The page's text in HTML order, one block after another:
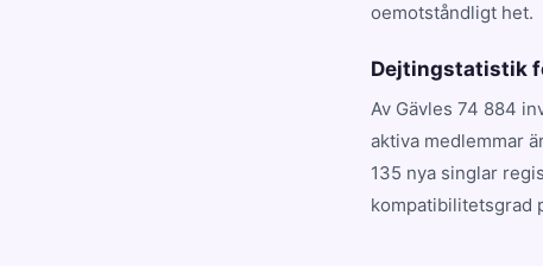
oemotståndligt het.
Dejtingstatistik
Av Gävles 74 884
aktiva medlemmar
135 nya singlar
kompatibilitetsgrad